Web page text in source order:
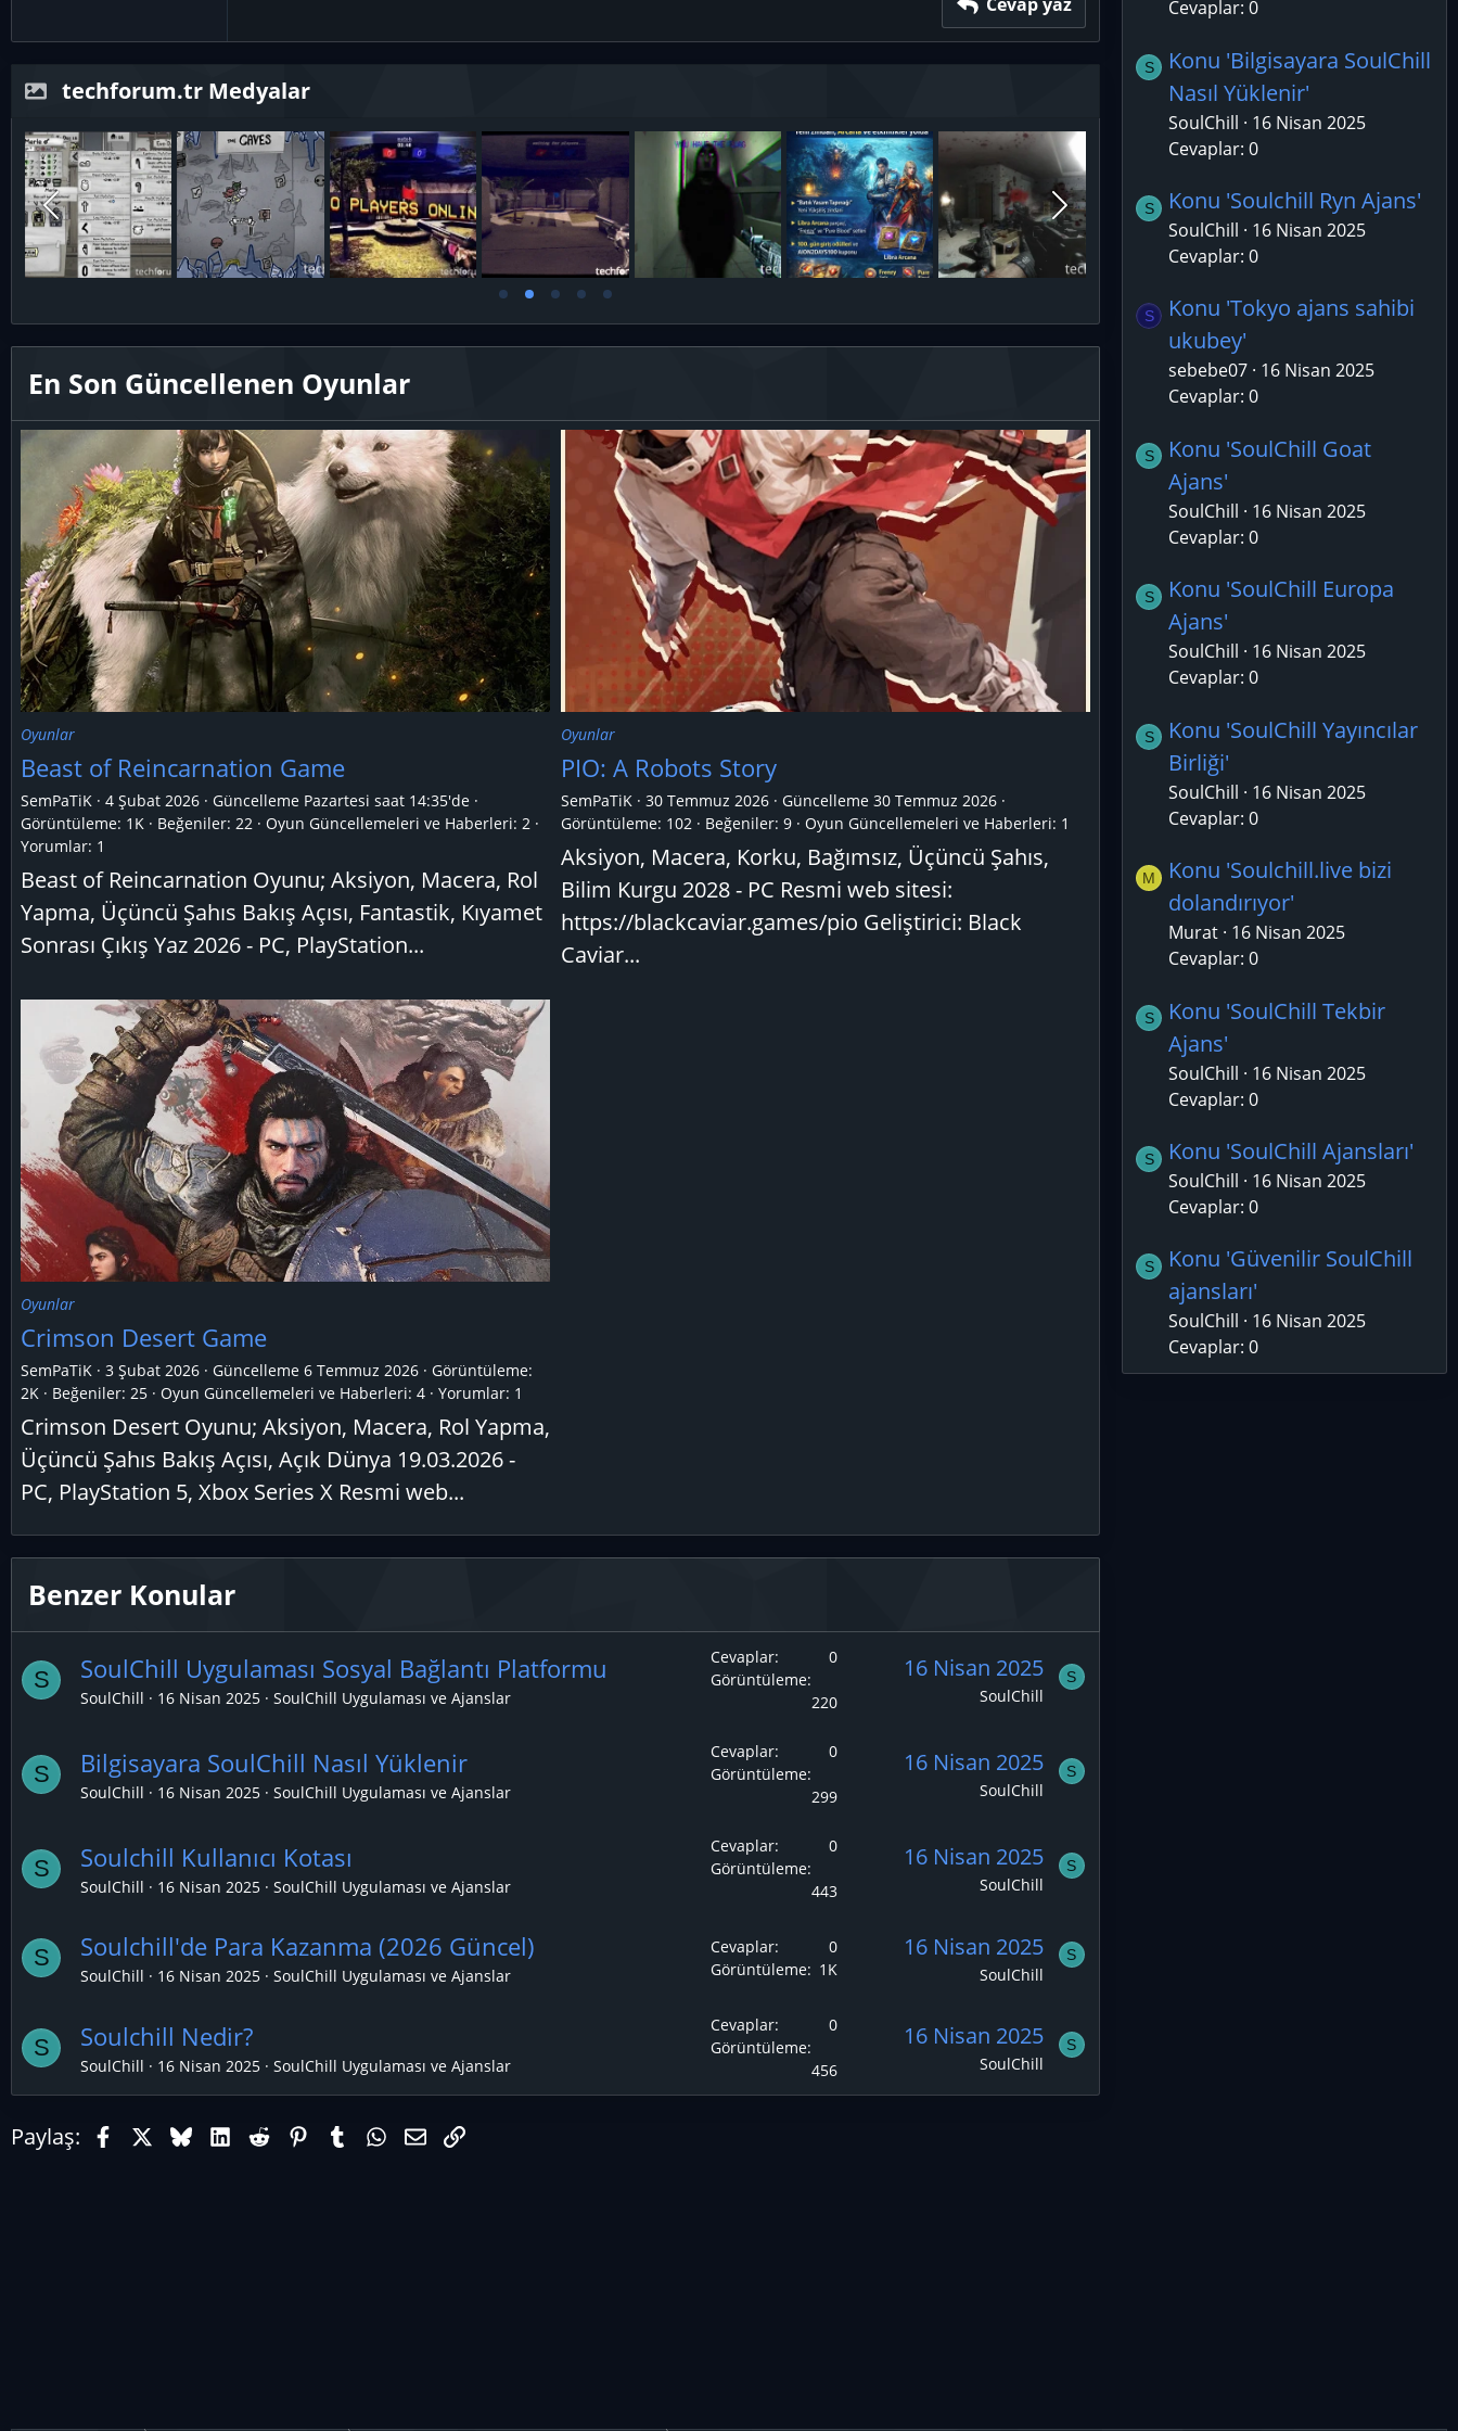
techforum.tr Medyalar
En Son Güncellenen Oyunlar
Oyunlar
Beast of Reincarnation Game
SemPaTiK 4 Şubat 2026 Güncelleme Pazartesi saat 14:35'de
Görüntüleme: 1K
Beğeniler: 22 Oyun Güncellemeleri ve Haberleri: 2
Yorumlar: 1
Beast of Reincarnation Oyunu; Aksiyon, Macera, Rol
Yapma, Üçüncü Şahıs Bakış Açısı, Fantastik, Kıyamet
Sonrası Çıkış Yaz 2026 - PC, PlayStation...
Oyunlar
PIO: A Robots Story
SemPaTiK 30 Temmuz 2026 Güncelleme 30 Temmuz 2026
Görüntüleme: 102
Beğeniler: 9 Oyun Güncellemeleri ve Haberleri: 1
Aksiyon, Macera, Korku, Bağımsız, Üçüncü Şahıs,
Bilim Kurgu 2028 - PC Resmi web sitesi:
https://blackcaviar.games/pio Geliştirici: Black
Caviar...
Oyunlar
Crimson Desert Game
SemPaTiK 3 Şubat 2026 Güncelleme 6 Temmuz 2026
Görüntüleme:
2K
Beğeniler: 25 Oyun Güncellemeleri ve Haberleri: 4 Yorumlar: 1
Crimson Desert Oyunu; Aksiyon, Macera, Rol Yapma,
Üçüncü Şahıs Bakış Açısı, Açık Dünya 19.03.2026 -
PC, PlayStation 5, Xbox Series X Resmi web...
Benzer Konular
S SoulChill Uygulaması Sosyal Bağlantı Platformu
SoulChill 16 Nisan 2025 SoulChill Uygulaması ve Ajanslar
Cevaplar
0
Görüntüleme
220
16 Nisan 2025
SoulChill
S
S Bilgisayara SoulChill Nasıl Yüklenir
SoulChill 16 Nisan 2025 SoulChill Uygulaması ve Ajanslar
Cevaplar
0
Görüntüleme
299
16 Nisan 2025
SoulChill
S
S Soulchill Kullanıcı Kotası
SoulChill 16 Nisan 2025 SoulChill Uygulaması ve Ajanslar
Cevaplar
0
Görüntüleme
443
16 Nisan 2025
SoulChill
S
S Soulchill'de Para Kazanma (2026 Güncel)
SoulChill 16 Nisan 2025 SoulChill Uygulaması ve Ajanslar
Cevaplar
0
Görüntüleme
1K
16 Nisan 2025
SoulChill
S
S Soulchill Nedir?
SoulChill 16 Nisan 2025 SoulChill Uygulaması ve Ajanslar
Cevaplar
0
Görüntüleme
456
16 Nisan 2025
SoulChill
S
Paylaş: FacebookX (Twitter)
BlueskyLinkedIn
RedditPinterestTumblr
WhatsApp
E-posta
Link
Cevaplar: 0
S
Konu 'Bilgisayara SoulChill
Nasıl Yüklenir'
SoulChill
16 Nisan 2025
Cevaplar: 0
S Konu 'Soulchill Ryn Ajans'
SoulChill
16 Nisan 2025
Cevaplar: 0
S
Konu 'Tokyo ajans sahibi
ukubey'
sebebe07 16 Nisan 2025
Cevaplar: 0
S
Konu 'SoulChill Goat
Ajans'
SoulChill
16 Nisan 2025
Cevaplar: 0
S
Konu 'SoulChill Europa
Ajans'
SoulChill
16 Nisan 2025
Cevaplar: 0
S
Konu 'SoulChill Yayıncılar
Birliği'
SoulChill
16 Nisan 2025
Cevaplar: 0
M
Konu 'Soulchill.live bizi
dolandırıyor'
Murat 16 Nisan 2025
Cevaplar: 0
S
Konu 'SoulChill Tekbir
Ajans'
SoulChill
16 Nisan 2025
Cevaplar: 0
S Konu 'SoulChill Ajansları'
SoulChill
16 Nisan 2025
Cevaplar: 0
S
Konu 'Güvenilir SoulChill
ajansları'
SoulChill
16 Nisan 2025
Cevaplar: 0